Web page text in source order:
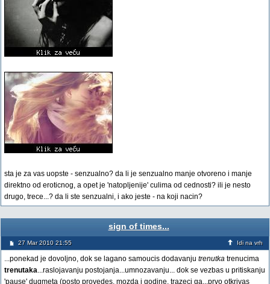
sta je za vas uopste - senzualno? da li je senzualno manje otvoreno i manje
direktno od eroticnog, a opet je 'natopljenije' culima od cednosti? ili je nesto
drugo, trece...? da li ste senzualni, i ako jeste - na koji nacin?
sign of times...
27 Mar 2010 21:55 Idi na vrh
...ponekad je dovoljno, dok se lagano samoucis dodavanju trenutka trenucima
trenutaka...raslojavanju postojanja...umnozavanju... dok se vezbas u pritiskanju
'pause' dugmeta (posto provedes, mozda i godine, trazeci ga...prvo otkrivas